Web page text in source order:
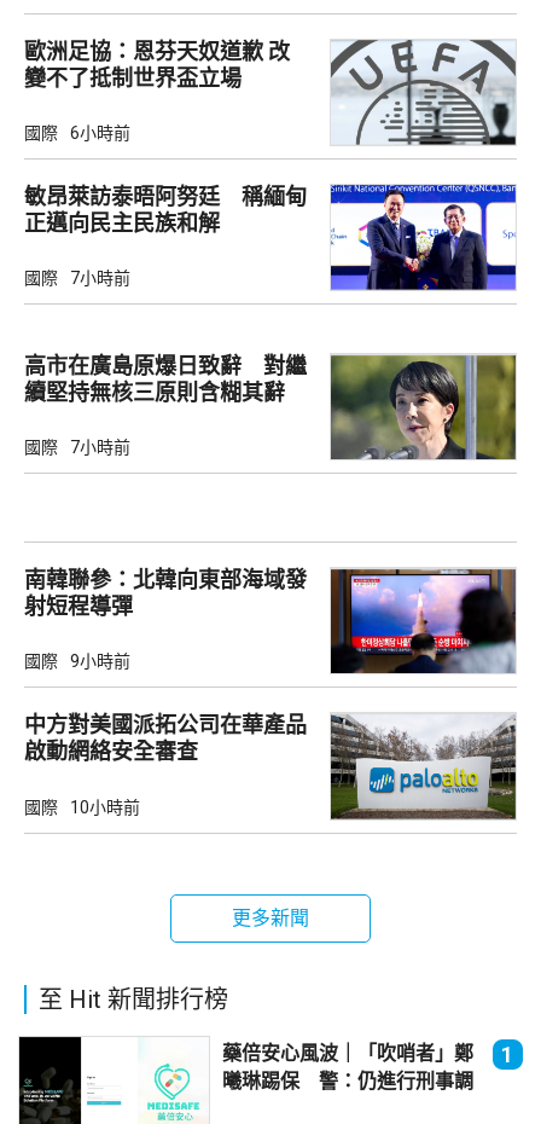
歐洲足協：恩芬天奴道歉 改
變不了抵制世界盃立場
國際 6小時前
敏昂萊訪泰晤阿努廷 稱緬甸
正邁向民主民族和解
國際 7小時前
高市在廣島原爆日致辭 對繼
續堅持無核三原則含糊其辭
國際 7小時前
南韓聯參：北韓向東部海域發
射短程導彈
國際 9小時前
中方對美國派拓公司在華產品
啟動網絡安全審查
國際 10小時前
更多新聞
至 Hit 新聞排行榜
藥倍安心風波｜「吹哨者」鄭
曦琳踢保 警：仍進行刑事調
1